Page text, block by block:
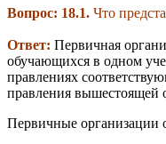
Вопрос: 18.1. Что
Ответ: Первичная
обучающихся в одном
правлениях
правления вышестоящей
Первичные организации